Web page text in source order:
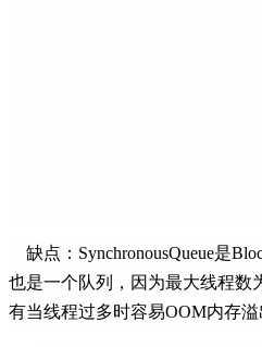
缺点：SynchronousQueue是
也是一个队列，因为最大线程数
有当线程过多时容易OOM内存溢